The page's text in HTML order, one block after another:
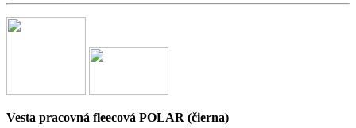
Vesta pracovná fleecová POLAR (čierna)